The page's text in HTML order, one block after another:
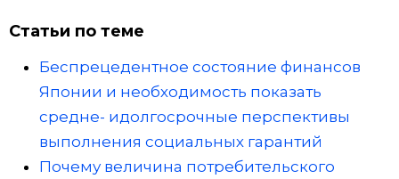
Статьи по теме
Беспрецедентное состояние финансов
Японии и необходимость показать
средне- идолгосрочные перспективы
выполнения социальных гарантий
Почему величина потребительского